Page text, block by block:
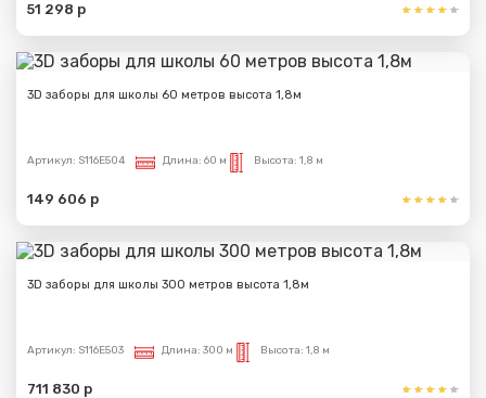
51 298 р
3D заборы для школы 60 метров высота 1,8м
Артикул: S116E504 Длина: 60 м Высота: 1,8 м
149 606 р
3D заборы для школы 300 метров высота 1,8м
Артикул: S116E503 Длина: 300 м Высота: 1,8 м
711 830 р